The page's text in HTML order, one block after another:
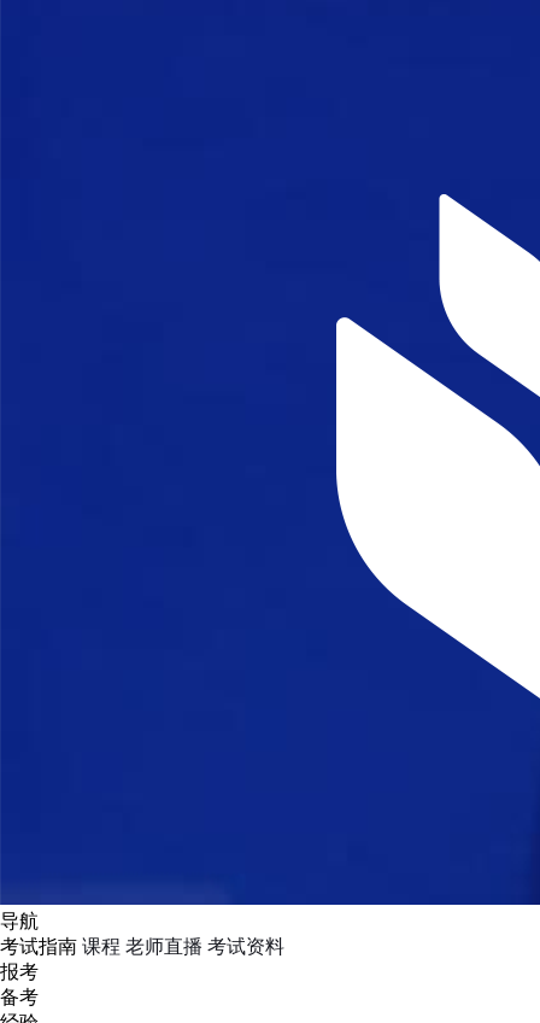
导航
考试指南 课程 老师直播 考试资料
报考
备考